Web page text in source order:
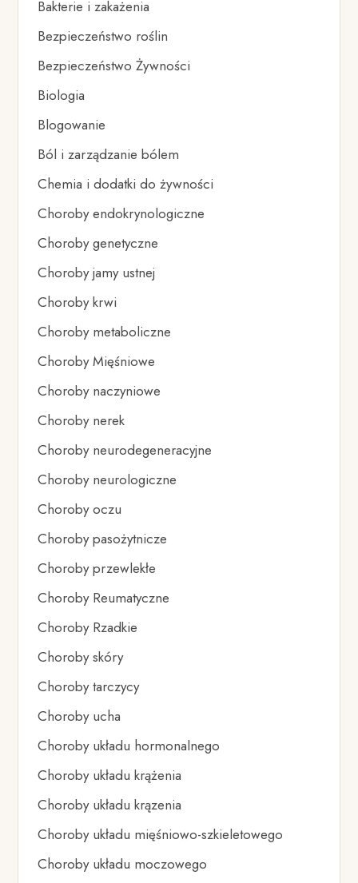
Bakterie i zakażenia
Bezpieczeństwo roślin
Bezpieczeństwo Żywności
Biologia
Blogowanie
Ból i zarządzanie bólem
Chemia i dodatki do żywności
Choroby endokrynologiczne
Choroby genetyczne
Choroby jamy ustnej
Choroby krwi
Choroby metaboliczne
Choroby Mięśniowe
Choroby naczyniowe
Choroby nerek
Choroby neurodegeneracyjne
Choroby neurologiczne
Choroby oczu
Choroby pasożytnicze
Choroby przewlekłe
Choroby Reumatyczne
Choroby Rzadkie
Choroby skóry
Choroby tarczycy
Choroby ucha
Choroby układu hormonalnego
Choroby układu krążenia
Choroby układu krązenia
Choroby układu mięśniowo-szkieletowego
Choroby układu moczowego